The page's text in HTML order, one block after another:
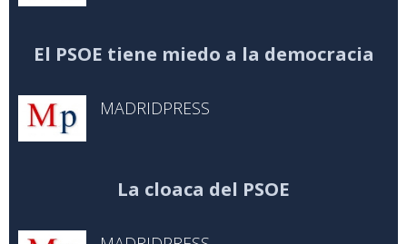
El PSOE tiene miedo a la democracia
MADRIDPRESS
La cloaca del PSOE